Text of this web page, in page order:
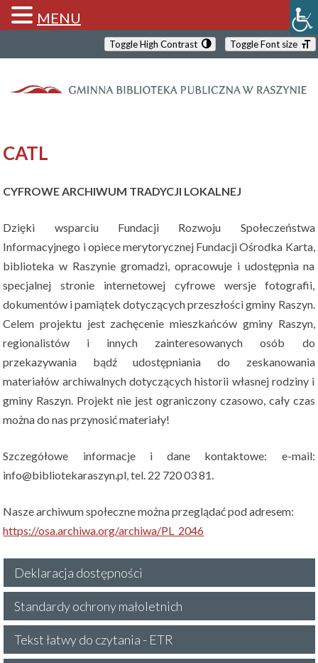
Toggle High Contrast Toggle Font size
CATL
CYFROWE ARCHIWUM TRADYCJI LOKALNEJ
Dzięki wsparciu Fundacji Rozwoju Społeczeństwa
Informacyjnego i opiece merytorycznej Fundacji Ośrodka Karta,
biblioteka w Raszynie gromadzi, opracowuje i udostępnia na
specjalnej stronie internetowej cyfrowe wersje fotografii,
dokumentów i pamiątek dotyczących przeszłości gminy Raszyn.
Celem projektu jest zachęcenie mieszkańców gminy Raszyn,
regionalistów i innych zainteresowanych osób do
przekazywania bądź udostępniania do zeskanowania
materiałów archiwalnych dotyczących historii własnej rodziny i
gminy Raszyn. Projekt nie jest ograniczony czasowo, cały czas
można do nas przynosić materiały!
Szczegółowe informacje i dane kontaktowe: e-mail:
info@bibliotekaraszyn.pl, tel. 22 720 03 81.
Nasze archiwum społeczne można przeglądać pod adresem:
https://osa.archiwa.org/archiwa/PL_2046
Deklaracja dostępności
Standardy ochrony małoletnich
Tekst łatwy do czytania - ETR
MENU